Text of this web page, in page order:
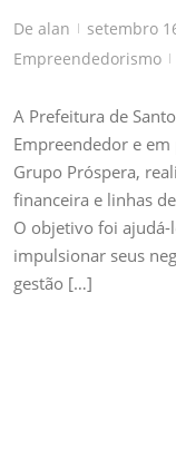
De alan | setembro
Empreendedorismo |
A Prefeitura de
Empreendedor e
Grupo Próspera,
financeira e linhas
O objetivo foi ajudá-
impulsionar seus
gestão […]